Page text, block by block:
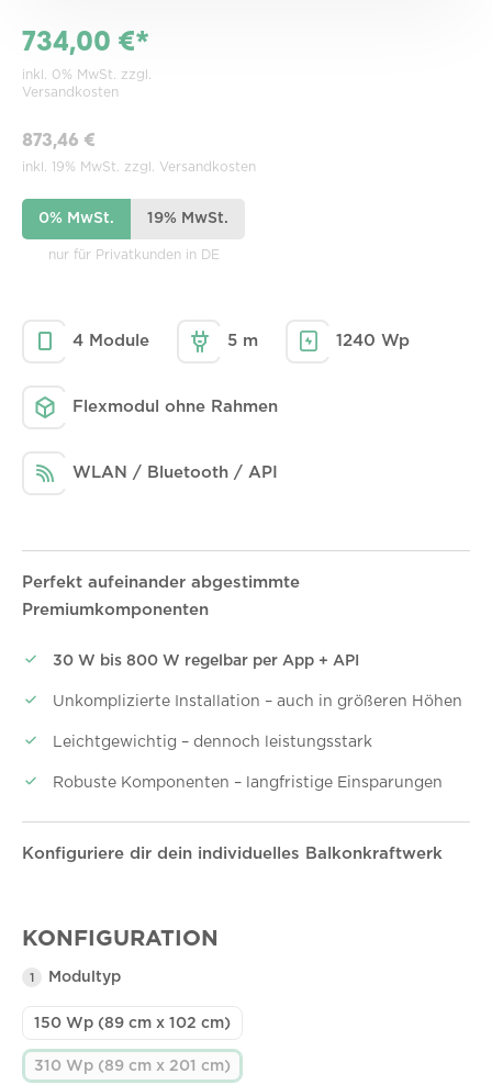
734,00 €*
inkl. 0% MwSt. zzgl.
Versandkosten
873,46 €
inkl. 19% MwSt. zzgl. Versandkosten
0% MwSt. 19% MwSt.
nur für Privatkunden in DE
4 Module 5 m 1240 Wp
Flexmodul ohne Rahmen
WLAN / Bluetooth / API
Perfekt aufeinander abgestimmte
Premiumkomponenten
30 W bis 800 W regelbar per App + API
Unkomplizierte Installation – auch in größeren Höhen
Leichtgewichtig – dennoch leistungsstark
Robuste Komponenten – langfristige Einsparungen
Konfiguriere dir dein individuelles Balkonkraftwerk
KONFIGURATION
1 Modultyp
150 Wp (89 cm x 102 cm)
310 Wp (89 cm x 201 cm)
(Diese Option ist zurzeit nicht verfügbar.)